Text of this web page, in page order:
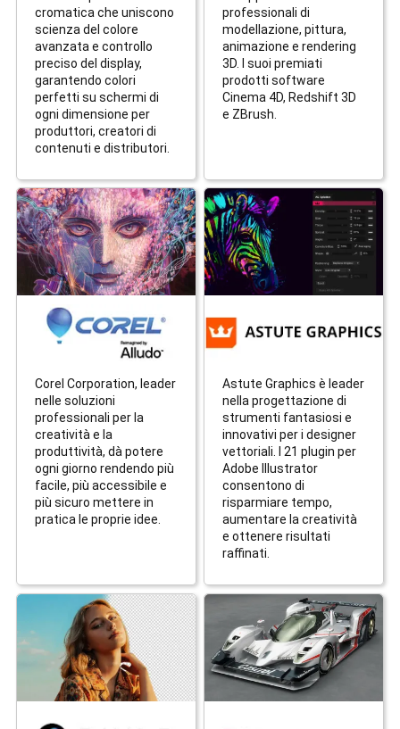
cromatica che uniscono
scienza del colore
avanzata e controllo
preciso del display,
garantendo colori
perfetti su schermi di
ogni dimensione per
produttori, creatori di
contenuti e distributori.
professionali di
modellazione, pittura,
animazione e rendering
3D. I suoi premiati
prodotti software
Cinema 4D, Redshift 3D
e ZBrush.
Corel Corporation, leader
nelle soluzioni
professionali per la
creatività e la
produttività, dà potere
ogni giorno rendendo più
facile, più accessibile e
più sicuro mettere in
pratica le proprie idee.
Astute Graphics è leader
nella progettazione di
strumenti fantasiosi e
innovativi per i designer
vettoriali. I 21 plugin per
Adobe Illustrator
consentono di
risparmiare tempo,
aumentare la creatività
e ottenere risultati
raffinati.